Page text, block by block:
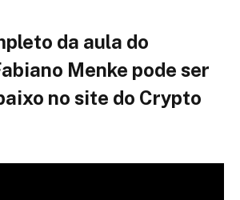
da aula do
Menke pode ser
no site do Crypto